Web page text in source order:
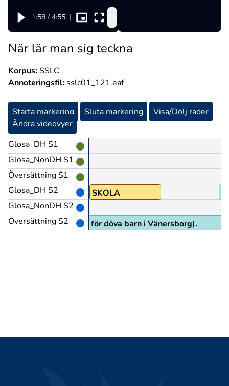
1:58 / 4:55 |
När lär man sig teckna
Korpus:SSLC
Annoteringsfil: sslc01_121.eaf
Starta markering Sluta markering
Visa/Dölj rader
Ändra videovyer
Glosa_DH S1
Glosa_NonDH S1
Översättning S1
Glosa_DH S2
Glosa_NonDH S2
Översättning S2
SKOLA
(specialskola för döva barn i Vänersborg).